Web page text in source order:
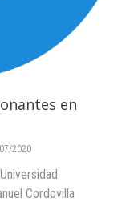
en
2020
Cordovilla